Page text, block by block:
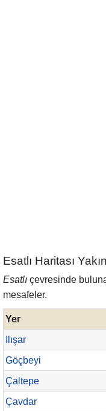
Esatlı Haritası
Esatlı çevresinde
mesafeler.
Yer
Ilışar
Göçbeyi
Çaltepe
Çavdar